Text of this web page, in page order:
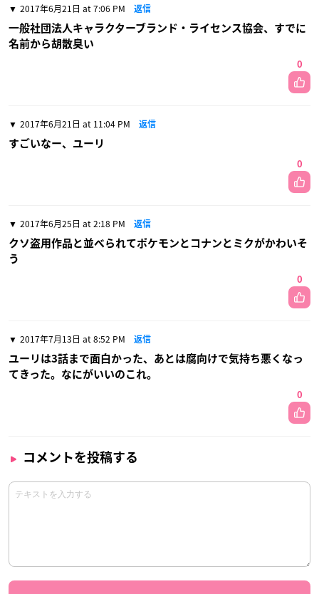
2017年6月21日 at 7:06 PM 返信
一般社団法人キャラクターブランド・ライセンス協会、すでに
名前から胡散臭い
0
2017年6月21日 at 11:04 PM 返信
すごいなー、ユーリ
0
2017年6月25日 at 2:18 PM 返信
クソ盗用作品と並べられてポケモンとコナンとミクがかわいそ
う
0
2017年7月13日 at 8:52 PM 返信
ユーリは3話まで面白かった、あとは腐向けで気持ち悪くなっ
てきった。なにがいいのこれ。
0
コメントを投稿する